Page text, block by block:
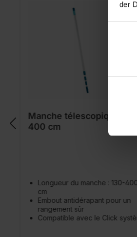
der
Manche télescopique 130
400 cm
Longueur du manche : 130-
cm
Embout antidérapant pour un
rangement sûr
Compatible avec le Click